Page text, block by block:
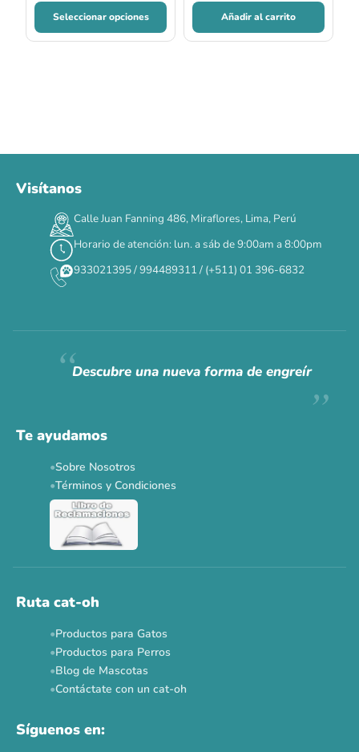
Seleccionar opciones Añadir al carrito
DÍAS HORAS MIN SEG
✕
Siempre fuimosraros.
Ver todas las promos 🐾
Visítanos
Calle Juan Fanning 486, Miraflores, Lima, Perú
Horario de atención: lun. a sáb de 9:00am a 8:00pm
933021395 / 994489311 / (+511) 01 396-6832
Descubre una nueva forma de engreír
Te ayudamos
Sobre Nosotros
Términos y Condiciones
Ruta cat-oh
Productos para Gatos
Productos para Perros
Blog de Mascotas
Contáctate con un cat-oh
Síguenos en: